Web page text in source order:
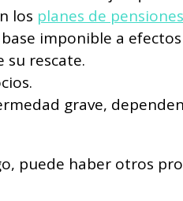
los planes de pensiones
imponible a
su rescate.
grave,
puede haber otros